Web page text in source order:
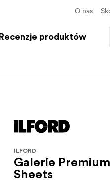
O nas
Recenzje produktów
ILFORD
Galerie
Sheets